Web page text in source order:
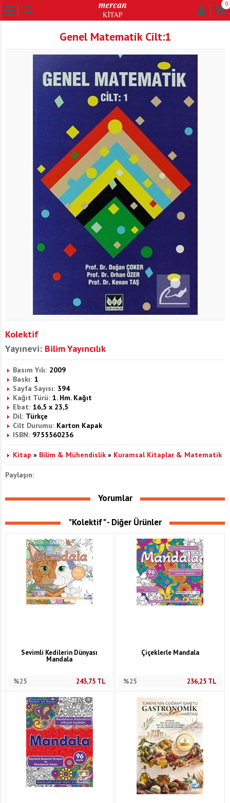
0
Genel Matematik Cilt:1
Kolektif
Yayınevi: Bilim Yayıncılık
Basım Yılı: 2009
Baskı: 1
Sayfa Sayısı: 394
Kağıt Türü: 1. Hm. Kağıt
Ebat: 16,5 x 23,5
Dil: Türkçe
Cilt Durumu: Karton Kapak
ISBN: 9755560236
Kitap » Bilim & Mühendislik » Kuramsal Kitaplar & Matematik
Paylaşın:
Yorumlar
"Kolektif" - Diğer Ürünler
Sevimli Kedilerin Dünyası
Mandala
%25 243,75TL
Çiçeklerle Mandala
%25 236,25 TL